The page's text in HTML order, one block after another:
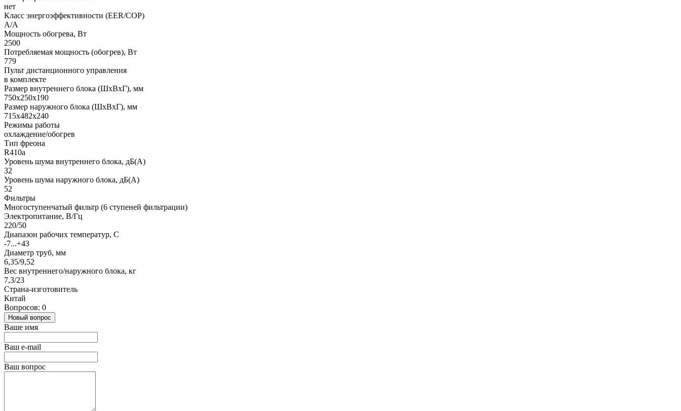
нет
Класс энергоэффективности (EER/COP)
A/A
Мощность обогрева, Вт
2500
Потребляемая мощность (обогрев), Вт
779
Пульт дистанционного управления
в комплекте
Размер внутреннего блока (ШхВхГ), мм
750x250x190
Размер наружного блока (ШхВхГ), мм
715x482x240
Режимы работы
охлаждение/обогрев
Тип фреона
R410a
Уровень шума внутреннего блока, дБ(А)
32
Уровень шума наружного блока, дБ(А)
52
Фильтры
Многоступенчатый фильтр (6 ступеней фильтрации)
Электропитание, В/Гц
220/50
Диапазон рабочих температур, С
-7...+43
Диаметр труб, мм
6,35/9,52
Вес внутреннего/наружного блока, кг
7,3/23
Страна-изготовитель
Китай
Вопросов: 0
Новый вопрос
Ваше имя
Ваш e-mail
Ваш вопрос